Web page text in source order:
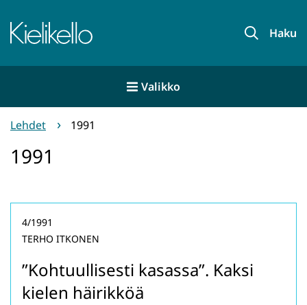
sisältöön
Etusivu Haku
Valikko
Lehdet 1991
1991
”Kohtuullisesti kasassa”. Kaksi
kielen häirikköä
4/1991
TERHO ITKONEN